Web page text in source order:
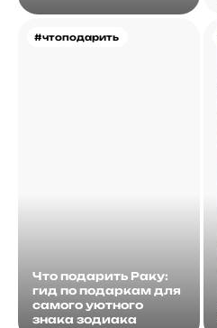
#чтоподарить
Что подарить Раку:
гид по подаркам для
самого уютного
знака зодиака